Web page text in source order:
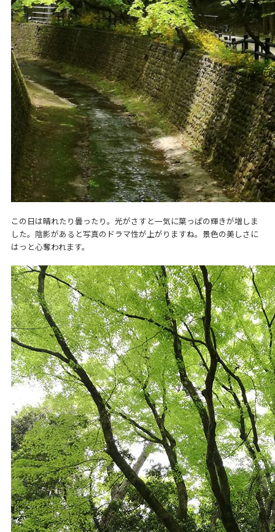
この日は晴れたり曇ったり。光がさすと一気に葉っぱの輝きが増しま
した。陰影があると写真のドラマ性が上がりますね。景色の美しさに
はっと心奪われます。